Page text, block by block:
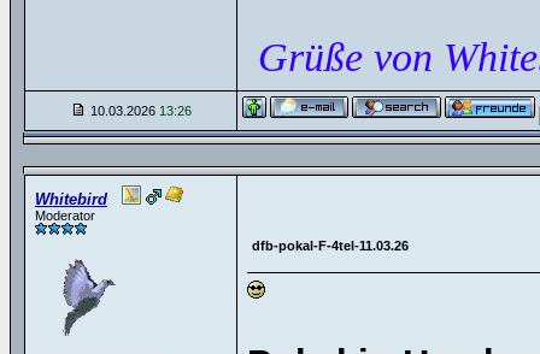
Grüße von
10.03.2026 13:26
Whitebird
Moderator
dfb-pokal-F-4tel-11.03.26